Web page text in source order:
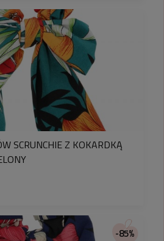
SCRUNCHIE Z KOKARDKĄ
-85%